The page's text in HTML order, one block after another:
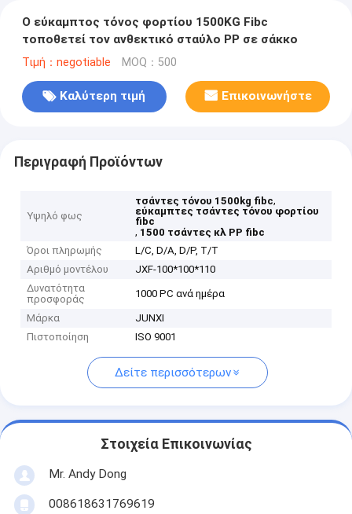
Ο εύκαμπτος τόνος φορτίου 1500KG Fibc
τοποθετεί τον ανθεκτικό σταύλο PP σε σάκκο
Τιμή：negotiable MOQ：500
Καλύτερη τιμή Επικοινωνήστε
Περιγραφή Προϊόντων
Υψηλό φως
τσάντες τόνου 1500kg fibc,
εύκαμπτες τσάντες τόνου φορτίου
fibc
, 1500 τσάντες κλ PP fibc
Όροι πληρωμής
L/C, D/A, D/P, T/T
Αριθμό μοντέλου
JXF-100*100*110
Δυνατότητα
προσφοράς
1000 PC ανά ημέρα
Μάρκα
JUNXI
Πιστοποίηση
ISO 9001
Δείτε περισσότερων
Στοιχεία Επικοινωνίας
Mr. Andy Dong
008618631769619